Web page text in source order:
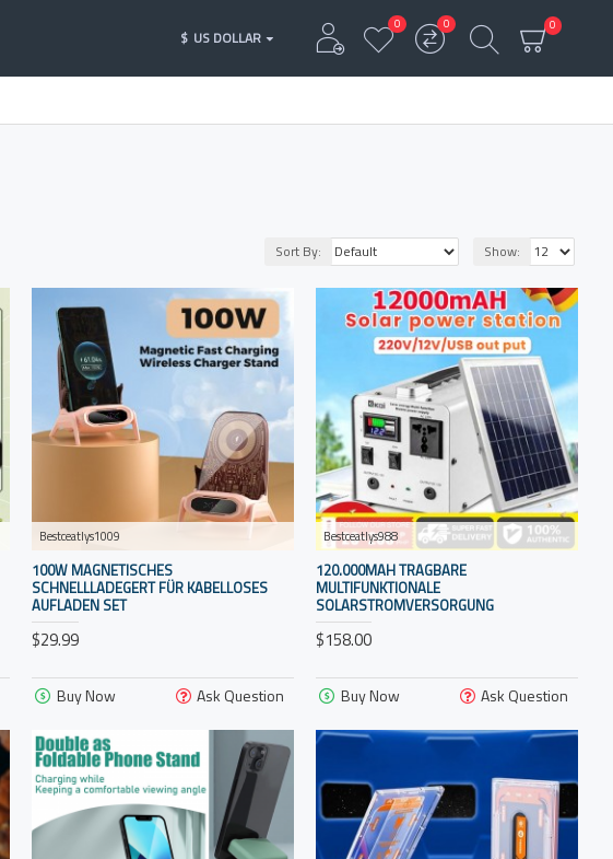
$ US DOLLAR
0 0 0
Sort By: Show:
Bestceatlys1009
100W MAGNETISCHES
SCHNELLLADEGERT FÜR KABELLOSES
AUFLADEN SET
$29.99
Buy Now Ask Question
Bestceatlys988
120.000MAH TRAGBARE
MULTIFUNKTIONALE
SOLARSTROMVERSORGUNG
$158.00
Buy Now Ask Question